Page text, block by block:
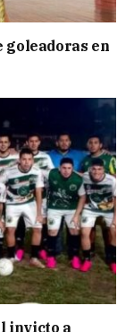
goleadoras en
invicto a